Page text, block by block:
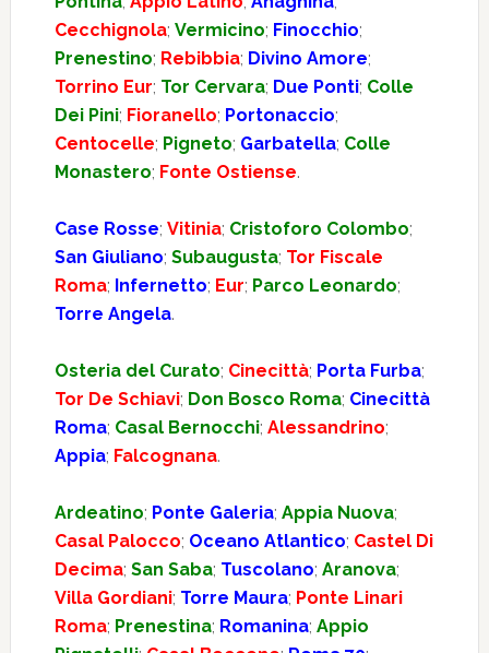
Cecchignola; Vermicino; Finocchio;
Prenestino; Rebibbia; Divino Amore;
Torrino Eur; Tor Cervara; Due Ponti; Colle
Dei Pini; Fioranello; Portonaccio;
Centocelle; Pigneto; Garbatella; Colle
Monastero; Fonte Ostiense.
Case Rosse; Vitinia; Cristoforo Colombo;
San Giuliano; Subaugusta; Tor Fiscale
Roma; Infernetto; Eur; Parco Leonardo;
Torre Angela.
Osteria del Curato; Cinecittà; Porta Furba;
Tor De Schiavi; Don Bosco Roma; Cinecittà
Roma; Casal Bernocchi; Alessandrino;
Appia; Falcognana.
Ardeatino; Ponte Galeria; Appia Nuova;
Casal Palocco; Oceano Atlantico; Castel Di
Decima; San Saba; Tuscolano; Aranova;
Villa Gordiani; Torre Maura; Ponte Linari
Roma; Prenestina; Romanina; Appio